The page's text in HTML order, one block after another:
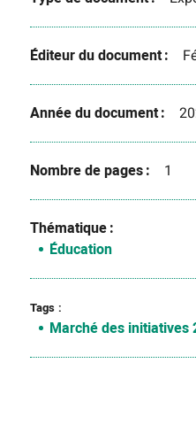
Éditeur du document
Année du document
Nombre de pages 1
Thématique
Éducation
Tags
Marché des initiatives